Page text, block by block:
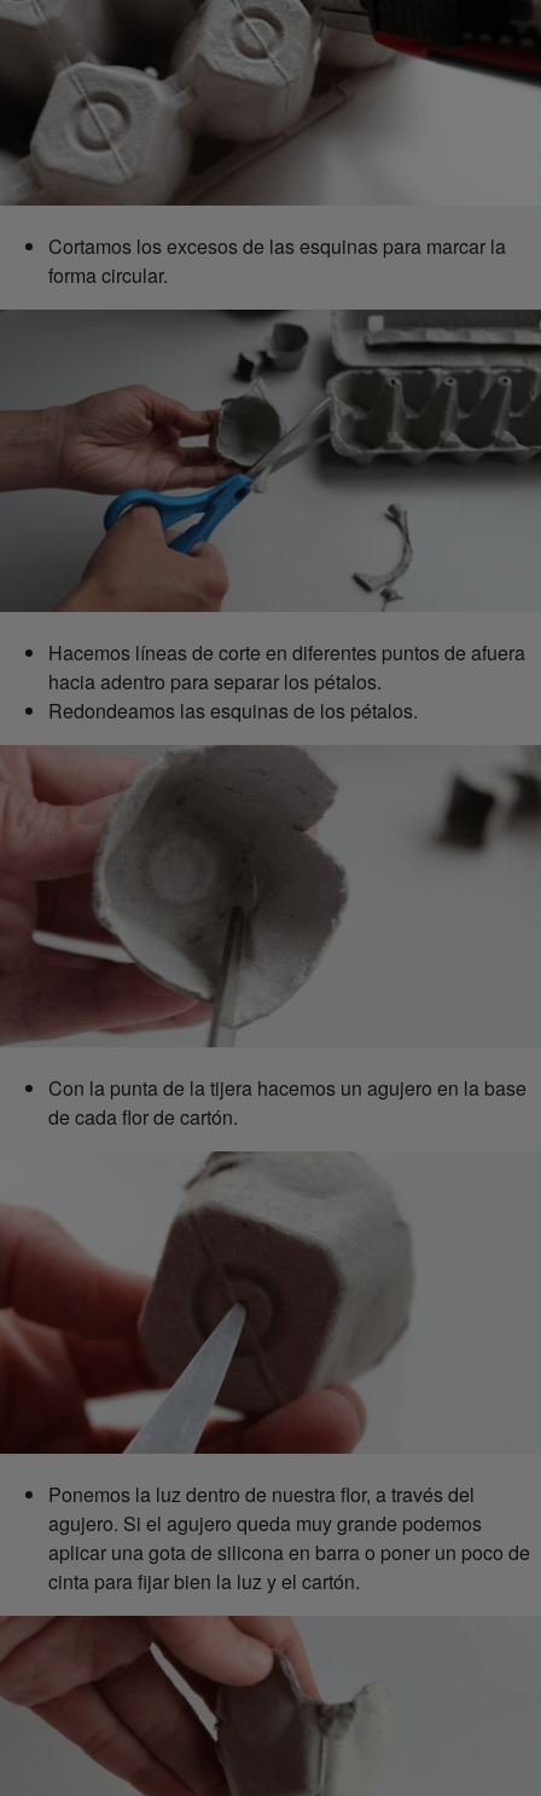
Cortamos los excesos de las esquinas para marcar la
forma circular.
Hacemos líneas de corte en diferentes puntos de afuera
hacia adentro para separar los pétalos.
Redondeamos las esquinas de los pétalos.
Con la punta de la tijera hacemos un agujero en la base
de cada flor de cartón.
Ponemos la luz dentro de nuestra flor, a través del
agujero. Si el agujero queda muy grande podemos
aplicar una gota de silicona en barra o poner un poco de
cinta para fijar bien la luz y el cartón.